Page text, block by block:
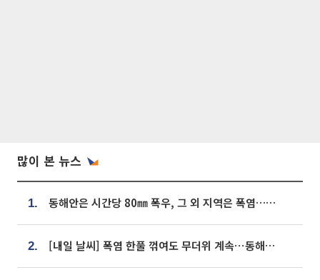
많이 본 뉴스
1. 동해안은 시간당 80㎜ 폭우, 그 외 지역은 폭염…‘극과 극 날씨’
2. [내일 날씨] 폭염 한풀 꺾여도 무더위 계속⋯동해안 이틀 연속 비